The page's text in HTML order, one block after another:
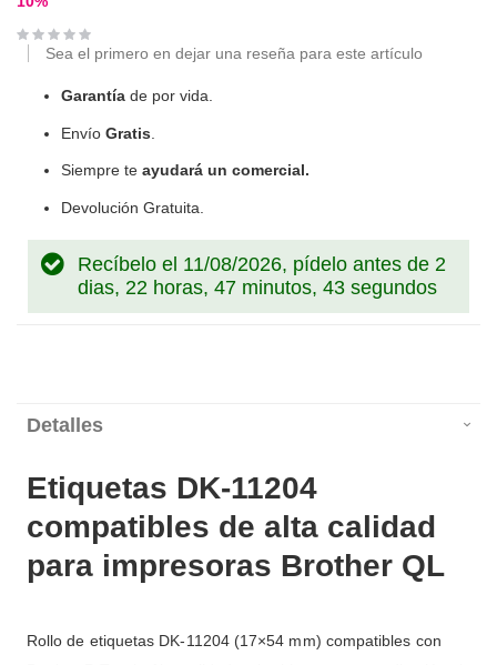
Sea el primero en dejar una reseña para este artículo
Garantía de por vida.
Envío Gratis
Siempre te ayudará un comercial.
Devolución Gratuita.
Recíbelo el 11/08/2026, pídelo antes de 2
dias, 22 horas, 47 minutos, 42 segundos
Detalles
Etiquetas DK-11204
compatibles de alta calidad
para impresoras Brother QL
Rollo de etiquetas DK-11204 (17×54 mm) compatibles con